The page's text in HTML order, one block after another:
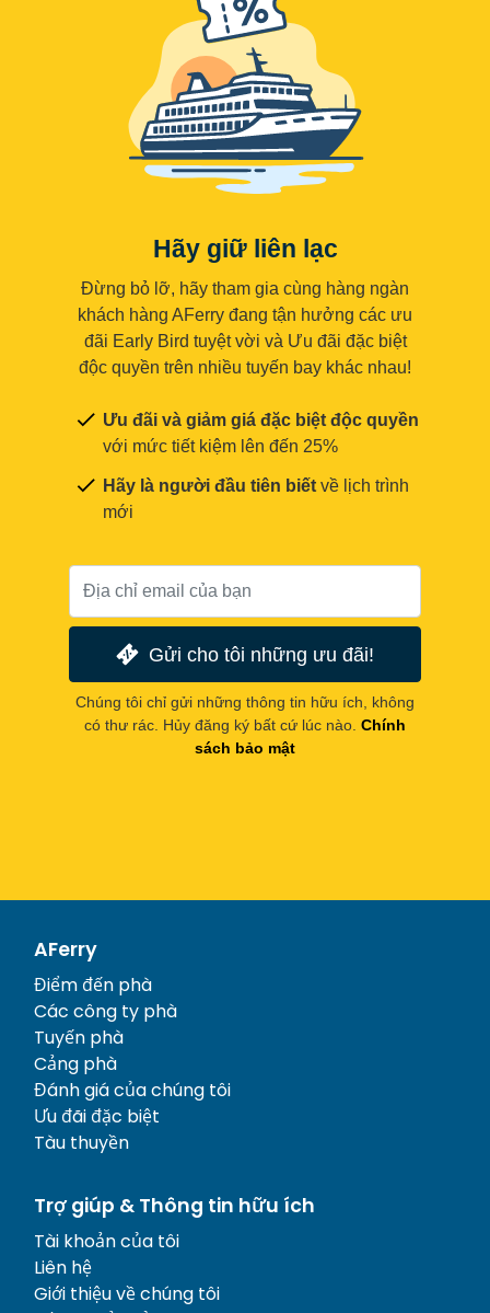
Hãy giữ liên lạc
Đừng bỏ lỡ, hãy tham gia cùng hàng ngàn
khách hàng AFerry đang tận hưởng các ưu
đãi Early Bird tuyệt vời và Ưu đãi đặc biệt
độc quyền trên nhiều tuyến bay khác nhau!
Ưu đãi và giảm giá đặc biệt độc quyền
với mức tiết kiệm lên đến 25%
Hãy là người đầu tiên biết về lịch trình
mới
Gửi cho tôi những ưu đãi!
Chúng tôi chỉ gửi những thông tin hữu ích, không
có thư rác. Hủy đăng ký bất cứ lúc nào. Chính
sách bảo mật
AFerry
Điểm đến phà
Các công ty phà
Tuyến phà
Cảng phà
Đánh giá của chúng tôi
Ưu đãi đặc biệt
Tàu thuyền
Trợ giúp & Thông tin hữu ích
Tài khoản của tôi
Liên hệ
Giới thiệu về chúng tôi